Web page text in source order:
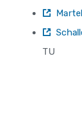
TU